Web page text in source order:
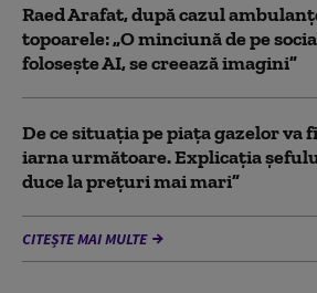
Raed Arafat, după cazul
topoarele: „O minciună de pe
folosește AI, se creează imagini”
De ce situaţia pe piaţa gazelor va
iarna următoare. Explicația
duce la preţuri mai mari”
CITEȘTE MAI MULTE